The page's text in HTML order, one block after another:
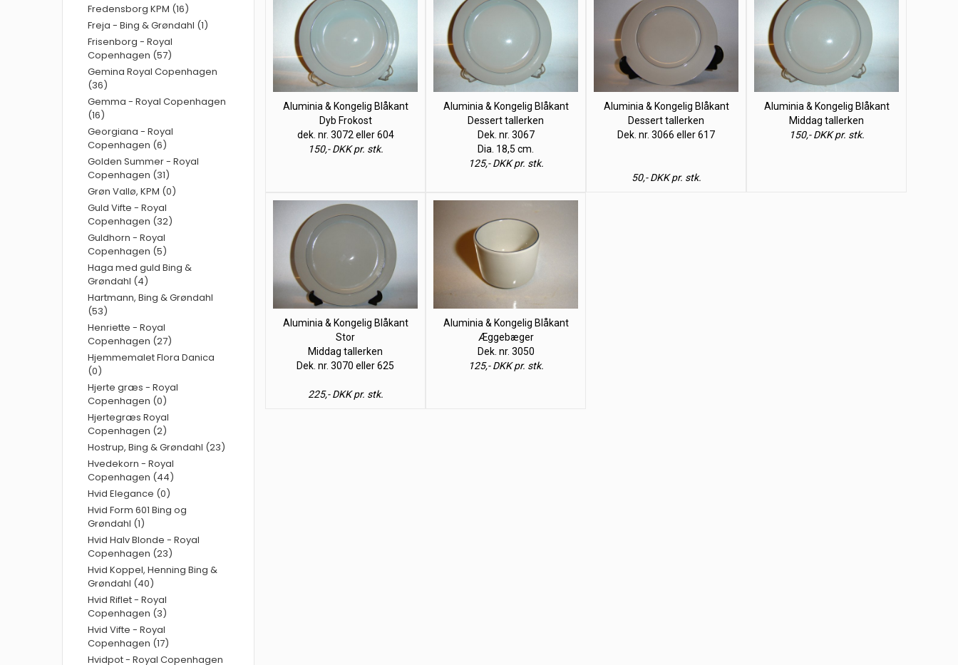
Aluminia & Kongelig Blåkant
Dyb Frokost
dek. nr. 3072 eller 604
150,- DKK pr. stk.
Aluminia & Kongelig Blåkant
Dessert tallerken
Dek. nr. 3067
Dia. 18,5 cm.
125,- DKK pr. stk.
Aluminia & Kongelig Blåkant
Dessert tallerken
Dek. nr. 3066 eller 617
50,- DKK pr. stk.
Aluminia & Kongelig Blåkant
Middag tallerken
150,- DKK pr. stk.
Aluminia & Kongelig Blåkant
Stor
Middag tallerken
Dek. nr. 3070 eller 625
225,- DKK pr. stk.
Aluminia & Kongelig Blåkant
Æggebæger
Dek. nr. 3050
125,- DKK pr. stk.
Fredensborg KPM (16)
Freja - Bing & Grøndahl (1)
Frisenborg - Royal
Copenhagen (57)
Gemina Royal Copenhagen
(36)
Gemma - Royal Copenhagen
(16)
Georgiana - Royal
Copenhagen (6)
Golden Summer - Royal
Copenhagen (31)
Grøn Vallø, KPM (0)
Guld Vifte - Royal
Copenhagen (32)
Guldhorn - Royal
Copenhagen (5)
Haga med guld Bing &
Grøndahl (4)
Hartmann, Bing & Grøndahl
(53)
Henriette - Royal
Copenhagen (27)
Hjemmemalet Flora Danica
(0)
Hjerte græs - Royal
Copenhagen (0)
Hjertegræs Royal
Copenhagen (2)
Hostrup, Bing & Grøndahl (23)
Hvedekorn - Royal
Copenhagen (44)
Hvid Elegance (0)
Hvid Form 601 Bing og
Grøndahl (1)
Hvid Halv Blonde - Royal
Copenhagen (23)
Hvid Koppel, Henning Bing &
Grøndahl (40)
Hvid Riflet - Royal
Copenhagen (3)
Hvid Vifte - Royal
Copenhagen (17)
Hvidpot - Royal Copenhagen